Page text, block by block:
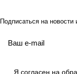
Подписаться на новости
Я согласен на